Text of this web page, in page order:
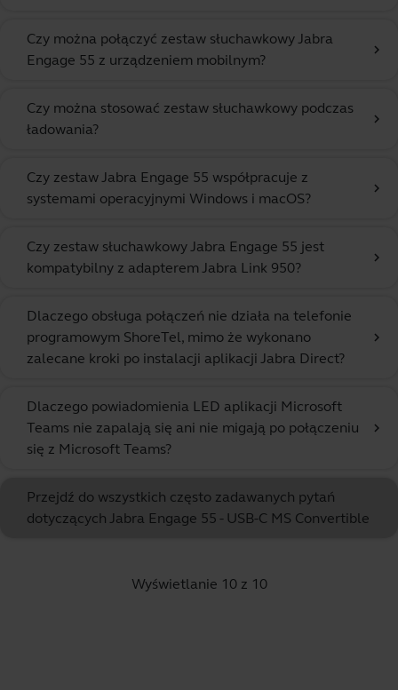
Czy można połączyć zestaw słuchawkowy Jabra
Engage 55 z urządzeniem mobilnym?
chevron_right
Czy można stosować zestaw słuchawkowy podczas
ładowania?
chevron_right
Czy zestaw Jabra Engage 55 współpracuje z
systemami operacyjnymi Windows i macOS?
chevron_right
Czy zestaw słuchawkowy Jabra Engage 55 jest
kompatybilny z adapterem Jabra Link 950?
chevron_right
Dlaczego obsługa połączeń nie działa na telefonie
programowym ShoreTel, mimo że wykonano
zalecane kroki po instalacji aplikacji Jabra Direct?
chevron_right
Dlaczego powiadomienia LED aplikacji Microsoft
Teams nie zapalają się ani nie migają po połączeniu
się z Microsoft Teams?
chevron_right
Przejdź do wszystkich często zadawanych pytań
dotyczących Jabra Engage 55 - USB-C MS Convertible
Wyświetlanie 10 z 10